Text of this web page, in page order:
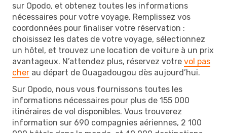
sur Opodo, et obtenez toutes les informations
nécessaires pour votre voyage. Remplissez vos
coordonnées pour finaliser votre réservation :
choisissez les dates de votre voyage, sélectionnez
un hôtel, et trouvez une location de voiture à un prix
avantageux. N’attendez plus, réservez votre vol pas
cher au départ de Ouagadougou dès aujourd’hui.
Sur Opodo, nous vous fournissons toutes les
informations nécessaires pour plus de 155 000
itinéraires de vol disponibles. Vous trouverez
information sur 690 compagnies aériennes, 2 100